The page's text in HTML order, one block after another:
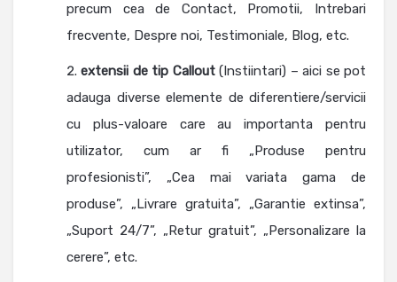
precum cea de Contact, Promotii, Intrebari
frecvente, Despre noi, Testimoniale, Blog, etc.
extensii de tip Callout(Instiintari) – aici se pot
adauga diverse elemente de diferentiere/servicii
cu plus-valoare care au importanta pentru
utilizator, cum ar fi „Produse pentru
profesionisti”, „Cea mai variata gama de
produse”, „Livrare gratuita”, „Garantie extinsa”,
„Suport 24/7”, „Retur gratuit”, „Personalizare la
cerere”, etc.